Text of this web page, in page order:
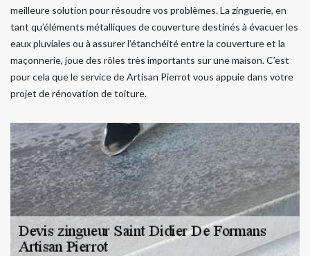
meilleure solution pour résoudre vos problèmes. La zinguerie, en
tant qu’éléments métalliques de couverture destinés à évacuer les
eaux pluviales ou à assurer l’étanchéité entre la couverture et la
maçonnerie, joue des rôles très importants sur une maison. C’est
pour cela que le service de Artisan Pierrot vous appuie dans votre
projet de rénovation de toiture.